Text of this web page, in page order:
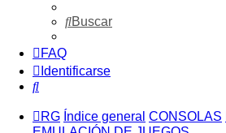
Buscar
FAQ
Identificarse
Buscar
RG Índice general CONSOLAS